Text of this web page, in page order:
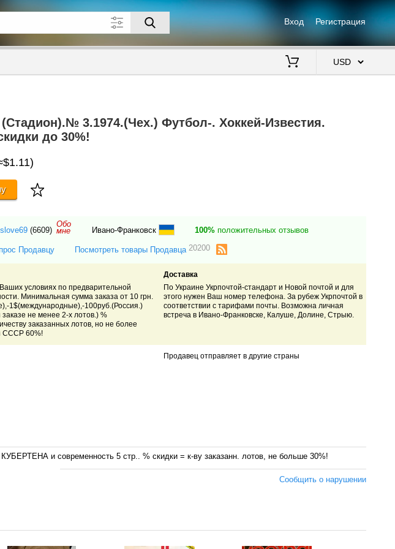
Вход Регистрация
3.1974.(Чех.) Футбол-. Хоккей-Известия.
до 30%!
slove69 (6609)
Обо
мне Ивано-Франковск 100%положительных отзывов
Продавцу Посмотреть товары Продавца 20200
условиях по предварительной
Минимальная сумма заказа от 10 грн.
1$(международные),-100руб.(Россия.)
не менее 2-х лотов.) %
заказанных лотов, но не более
СССР 60%!
Доставка
По Украине Укрпочтой-стандарт и Новой почтой и для
этого нужен Ваш номер телефона. За рубеж Укрпочтой в
соответствии с тарифами почты. Возможна личная
встреча в Ивано-Франковске, Калуше, Долине, Стрыю.
Продавец отправляет в другие страны
и современность 5 стр.. % скидки = к-ву заказанн. лотов, не больше 30%!
Сообщить о нарушении